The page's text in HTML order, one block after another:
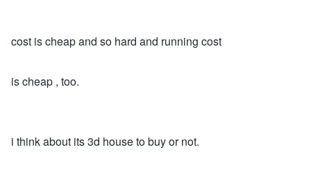
cost is cheap and so hard and running cost
is cheap , too.
i think about its 3d house to buy or not.